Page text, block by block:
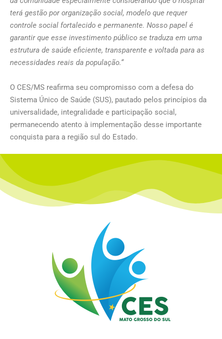
terá gestão por organização social, modelo que requer
controle social fortalecido e permanente. Nosso papel é
garantir que esse investimento público se traduza em uma
estrutura de saúde eficiente, transparente e voltada para as
necessidades reais da população.“
O CES/MS reafirma seu compromisso com a defesa do
Sistema Único de Saúde (SUS), pautado pelos princípios da
universalidade, integralidade e participação social,
permanecendo atento à implementação desse importante
conquista para a região sul do Estado.